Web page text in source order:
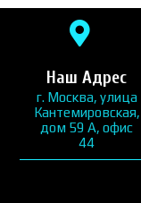
Наш Адрес
г. Москва, улица
Кантемировская,
дом 59 А, офис
44